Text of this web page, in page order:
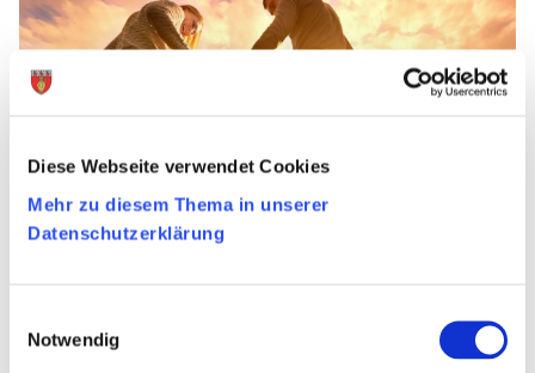
Diese Webseite verwendet Cookies
Mehr zu diesem Thema in unserer
Datenschutzerklärung
Notwendig
ÖSHZ Raeren